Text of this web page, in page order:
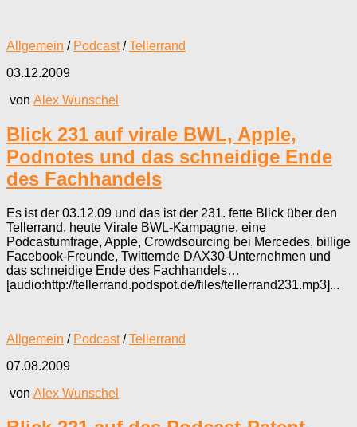
Allgemein / Podcast/Tellerrand
03.12.2009
von Alex Wunschel
Blick 231 auf virale BWL, Apple,
Podnotes und das schneidige Ende
des Fachhandels
Es ist der 03.12.09 und das ist der 231. fette Blick über den
Tellerrand, heute Virale BWL-Kampagne, eine
Podcastumfrage, Apple, Crowdsourcing bei Mercedes, billige
Facebook-Freunde, Twitternde DAX30-Unternehmen und
das schneidige Ende des Fachhandels…
[audio:http://tellerrand.podspot.de/files/tellerrand231.mp3]...
Allgemein / Podcast/Tellerrand
07.08.2009
von Alex Wunschel